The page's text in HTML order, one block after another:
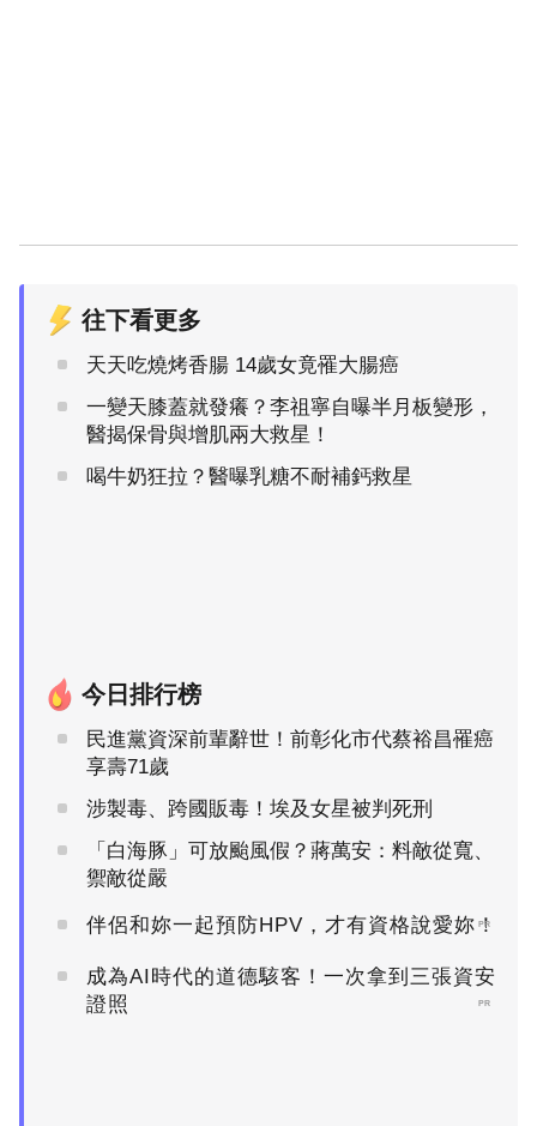
往下看更多
天天吃燒烤香腸 14歲女竟罹大腸癌
一變天膝蓋就發癢？李祖寧自曝半月板變形，
醫揭保骨與增肌兩大救星！
喝牛奶狂拉？醫曝乳糖不耐補鈣救星
今日排行榜
民進黨資深前輩辭世！前彰化市代蔡裕昌罹癌
享壽71歲
涉製毒、跨國販毒！埃及女星被判死刑
「白海豚」可放颱風假？蔣萬安：料敵從寬、
禦敵從嚴
伴侶和妳一起預防HPV，才有資格說愛妳！
PR
成為AI時代的道德駭客！一次拿到三張資安
證照
PR